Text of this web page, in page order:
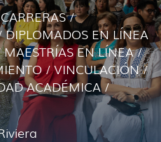
CARRERAS/
DIPLOMADOS EN LÍNEA
MAESTRÍAS EN LÍNEA/
/VINCULACIÓN/
ACADÉMICA/